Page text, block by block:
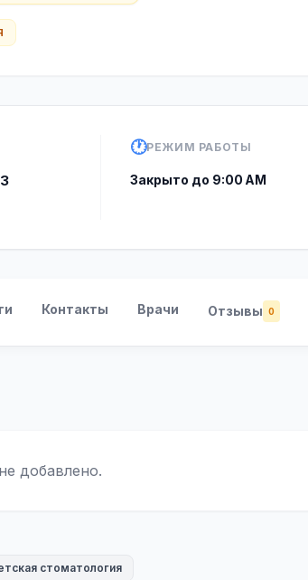
🕐РЕЖИМ РАБОТЫ
Закрыто до 9:00 AM
Контакты Врачи Отзывы 0
добавлено.
стоматология